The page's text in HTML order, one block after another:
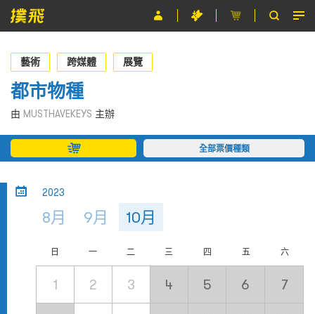
節目
主辦單位
關於撲飛
條款及細則
藝術 跨媒體 展覽
都市物種
由 MUSTHAVEKEYS 主辦
全部票價種類
2023
8月 9月 10月
日 一 二 三 四 五 六
1 2 3 4 5 6 7